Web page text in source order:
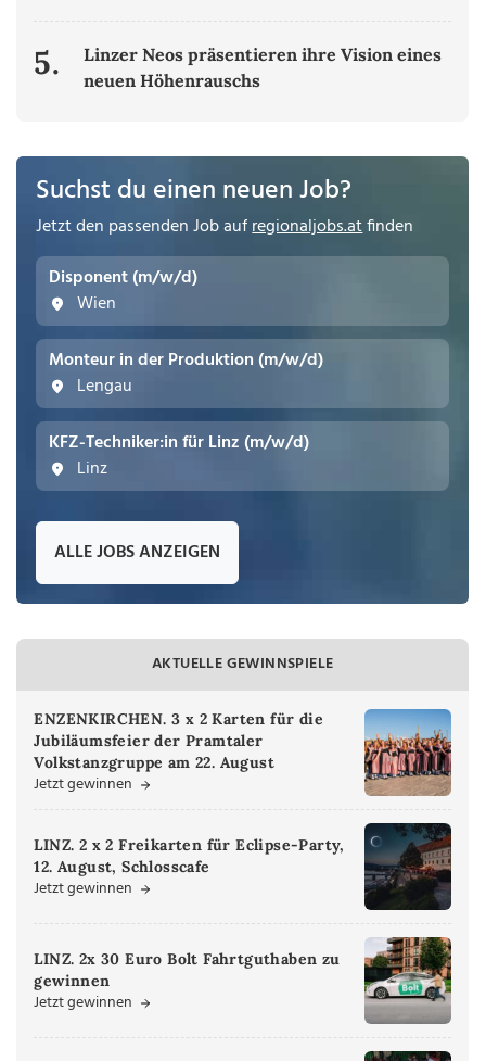
5.
Linzer Neos präsentieren ihre Vision eines
neuen Höhenrauschs
Suchst du einen neuen Job?
Jetzt den passenden Job aufregionaljobs.atfinden
Disponent (m/w/d)
Wien
Monteur in der Produktion (m/w/d)
Lengau
KFZ-Techniker:in für Linz (m/w/d)
Linz
ALLE JOBS ANZEIGEN
AKTUELLE GEWINNSPIELE
ENZENKIRCHEN. 3 x 2 Karten für die
Jubiläumsfeier der Pramtaler
Volkstanzgruppe am 22. August
Jetzt gewinnen
LINZ. 2 x 2 Freikarten für Eclipse-Party,
12. August, Schlosscafe
Jetzt gewinnen
LINZ. 2x 30 Euro Bolt Fahrtguthaben zu
gewinnen
Jetzt gewinnen